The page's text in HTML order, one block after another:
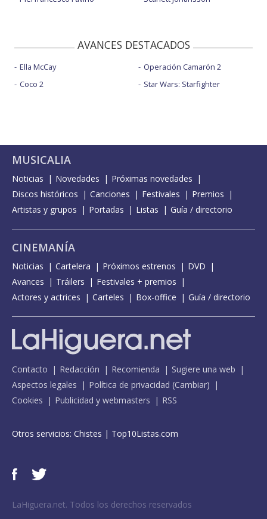
AVANCES DESTACADOS
Ella McCay
Coco 2
Operación Camarón 2
Star Wars: Starfighter
MUSICALIA
Noticias Novedades
Próximas novedades
Discos históricos
Canciones Festivales
Premios
Artistas y grupos
Portadas Listas Guía / directorio
CINEMANÍA
Noticias Cartelera Próximos estrenos
DVD
Avances
Tráilers
Festivales + premios
Actores y actrices
Carteles Box-office Guía / directorio
Contacto Redacción Recomienda
Sugiere una web
Aspectos legales
Política de privacidad (Cambiar)
Cookies
Publicidad y webmasters RSS
Otros servicios: Chistes | Top10Listas.com
LaHiguera.net. Todos los derechos reservados